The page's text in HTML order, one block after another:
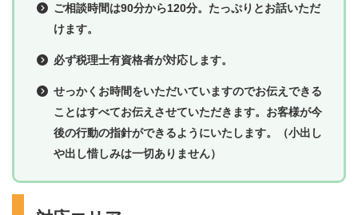
ご相談時間は90分から120分。たっぷりとお話いただ
けます。
必ず税理士有資格者が対応します。
せっかくお時間をいただいていますのでお伝えできる
ことはすべてお伝えさせていただきます。お客様が今
後の行動の指針ができるようにいたします。（小出し
や出し惜しみは一切ありません）